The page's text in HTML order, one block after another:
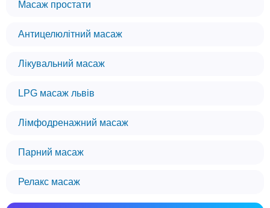
Масаж простати
Антицелюлітний масаж
Лікувальний масаж
LPG масаж львів
Лімфодренажний масаж
Парний масаж
Релакс масаж